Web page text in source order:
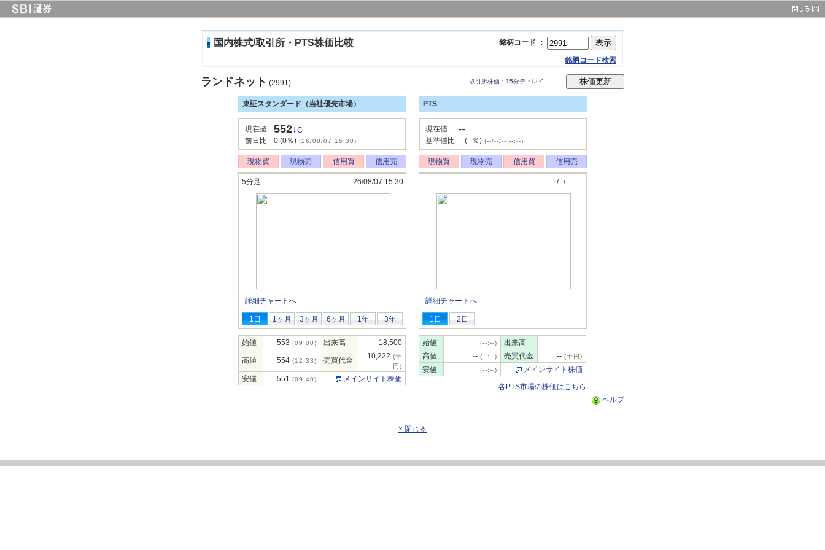
国内株式/取引所・PTS株価比較 銘柄コード ：
銘柄コード検索
ランドネット (2991) 取引所株価：15分ディレイ
東証スタンダード（当社優先市場）
現在値 552↓C
前日比
0 (0％) (26/08/07 15:30)
現物買 現物売 信用買 信用売
5分足 26/08/07 15:30
詳細チャートへ
1日 1ヶ月 3ヶ月 6ヶ月 1年 3年
始値 553 (09:00) 出来高 18,500
高値 554 (12:33) 売買代金 10,222 (千
円)
安値 551 (09:40) メインサイト株価
PTS
現在値 --
基準値比 -- (--％) (--/--/-- --:--)
現物買 現物売 信用買 信用売
--/--/-- --:--
詳細チャートへ
1日 2日
始値 -- (--:--) 出来高
--
高値
-- (--:--) 売買代金 -- (千円)
安値 -- (--:--)
メインサイト株価
各PTS市場の株価はこちら
ヘルプ
× 閉じる